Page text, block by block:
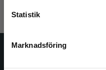
Statistik
Marknadsföring